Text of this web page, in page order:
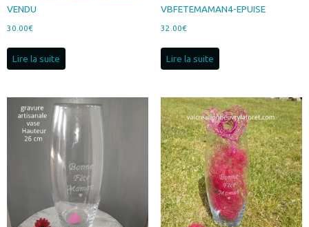
VENDU
30.00€
Lire la suite
VBFETEMAMAN4-EPUISE
32.00€
Lire la suite